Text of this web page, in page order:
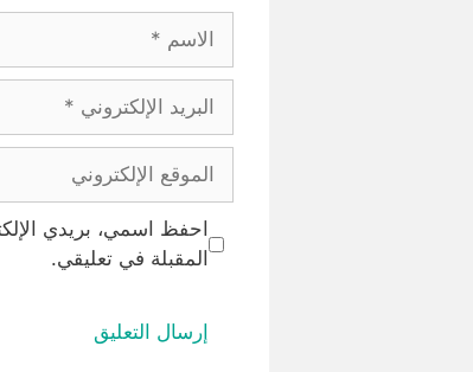
الاسم
البريد
الإلكتروني
الموقع
الإلكتروني
احفظ اسمي، بريدي
المقبلة في تعليقي.